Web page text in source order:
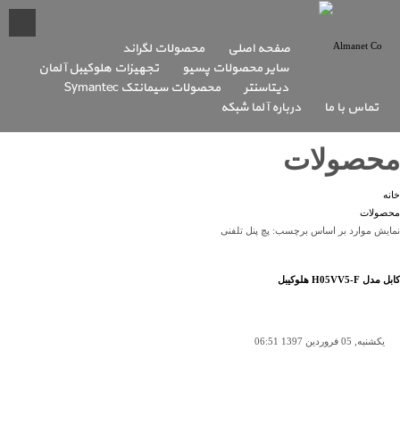
صفحه اصلی
محصولات لگراند
سایر محصولات پسیو
تجهیزات هلوکیبل آلمان
دیتاسنتر
محصولات سیمانتک Symantec
تماس با ما
درباره آلما شبکه
محصولات
خانه
محصولات
نمایش موارد بر اساس برچسب: پچ پنل تلفنی
کابل مدل H05VV5-F هلوکیبل
یکشنبه, 05 فروردين 1397 06:51